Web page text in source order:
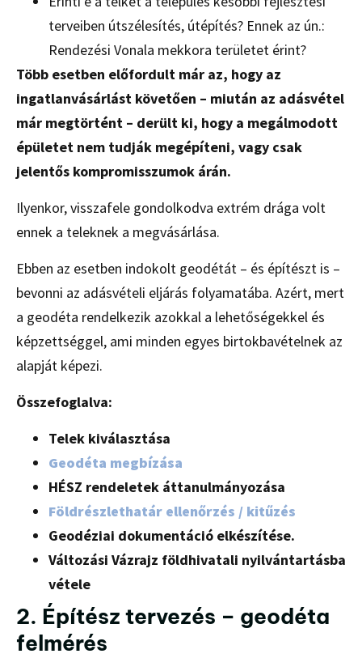
terveiben útszélesítés, útépítés? Ennek az ún.:
Rendezési Vonala mekkora területet érint?
Több esetben előfordult már az, hogy az
ingatlanvásárlást követően – miután az adásvétel
már megtörtént – derült ki, hogy a megálmodott
épületet nem tudják megépíteni, vagy csak
jelentős kompromisszumok árán.
Ilyenkor, visszafele gondolkodva extrém drága volt
ennek a teleknek a megvásárlása.
Ebben az esetben indokolt geodétát – és építészt is –
bevonni az adásvételi eljárás folyamatába. Azért, mert
a geodéta rendelkezik azokkal a lehetőségekkel és
képzettséggel, ami minden egyes birtokbavételnek az
alapját képezi.
Összefoglalva:
Telek kiválasztása
Geodéta megbízása
HÉSZ rendeletek áttanulmányozása
Földrészlethatár ellenőrzés / kitűzés
Geodéziai dokumentáció elkészítése.
Változási Vázrajz földhivatali nyilvántartásba
vétele
2. Építész tervezés – geodéta
felmérés